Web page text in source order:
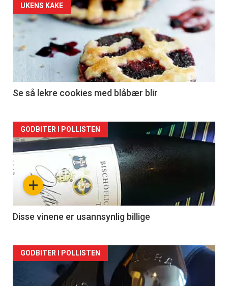
UKENS KAKE
Se så lekre cookies med blåbær blir
Forsiden
akkurat
nå
2
+
GODBITER I POLLISTEN
Disse vinene er usannsynlig billige
Forsiden
akkurat
GODBITER I POLLISTEN